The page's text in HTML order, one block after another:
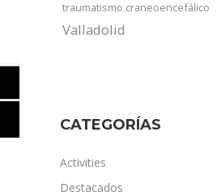
traumatismo craneoencefálico
Valladolid
CATEGORÍAS
Activities
Destacados